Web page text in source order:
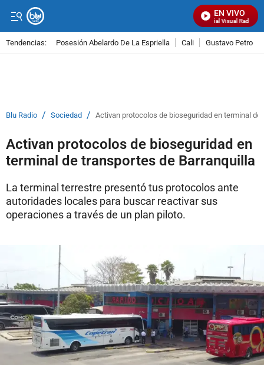
EN VIVO
Señal Visual Radio
Tendencias: Posesión Abelardo De La Espriella Cali Gustavo Petro
Blu Radio / Sociedad / Activan protocolos de bioseguridad en terminal
Activan protocolos de bioseguridad en
terminal de transportes de Barranquilla
La terminal terrestre presentó tus protocolos ante
autoridades locales para buscar reactivar sus
operaciones a través de un plan piloto.